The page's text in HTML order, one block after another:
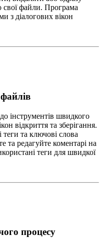
свої файли. Програма
з діалогових вікон
інструментів швидкого
відкриття та зберігання.
теги та ключові слова
та редагуйте коментарі на
теги для швидкої
процесу